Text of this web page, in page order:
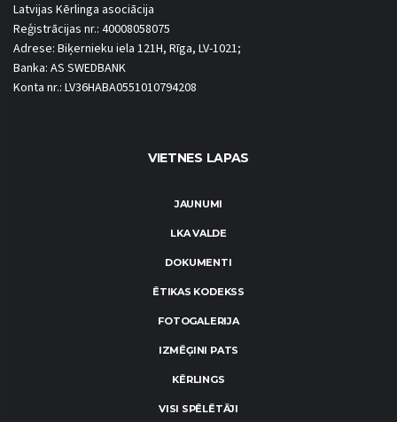
Latvijas Kērlinga asociācija
Reģistrācijas nr.: 40008058075
Adrese: Biķernieku iela 121H, Rīga, LV-1021;
Banka: AS SWEDBANK
Konta nr.: LV36HABA0551010794208
VIETNES LAPAS
JAUNUMI
LKA VALDE
DOKUMENTI
ĒTIKAS KODEKSS
FOTOGALERIJA
IZMĒĢINI PATS
KĒRLINGS
VISI SPĒLĒTĀJI